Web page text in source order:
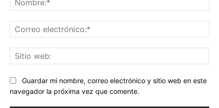
Guardar mi nombre, correo electrónico y sitio web en este
navegador la próxima vez que comente.